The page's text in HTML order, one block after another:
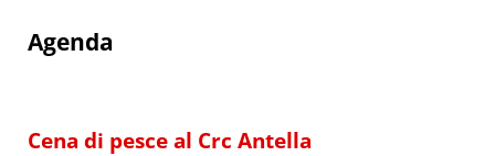
Agenda
Cena di pesce al Crc Antella